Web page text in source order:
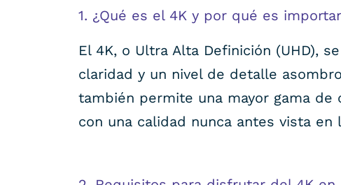
1. ¿Qué es el 4K y por qué es
El 4K, o Ultra Alta Definición (UHD),
claridad y un nivel de detalle
también permite una mayor gama
con una calidad nunca antes vista en